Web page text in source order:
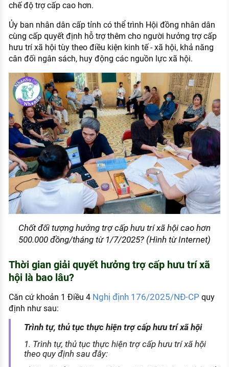
chế độ trợ cấp cao hơn.
Ủy ban nhân dân cấp tỉnh có thể trình Hội đồng nhân dân
cùng cấp quyết định hỗ trợ thêm cho người hưởng trợ cấp
hưu trí xã hội tùy theo điều kiện kinh tế - xã hội, khả năng
cân đối ngân sách, huy động các nguồn lực xã hội.
Chốt đối tượng hưởng trợ cấp hưu trí xã hội cao hơn
500.000 đồng/tháng từ 1/7/2025? (Hình từ Internet)
Thời gian giải quyết hưởng trợ cấp hưu trí xã
hội là bao lâu?
Căn cứ khoản 1 Điều 4 Nghị định 176/2025/NĐ-CP quy
định như sau:
Trình tự, thủ tục thực hiện trợ cấp hưu trí xã hội
1. Trình tự, thủ tục thực hiện trợ cấp hưu trí xã hội
theo quy định sau đây: